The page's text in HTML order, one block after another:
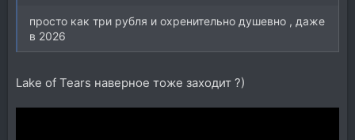
просто как три рубля и охренительно душевно , даже
в 2026
Lake of Tears наверное тоже заходит ?)